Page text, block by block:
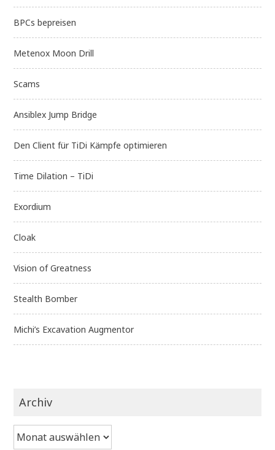
BPCs bepreisen
Metenox Moon Drill
Scams
Ansiblex Jump Bridge
Den Client für TiDi Kämpfe optimieren
Time Dilation – TiDi
Exordium
Cloak
Vision of Greatness
Stealth Bomber
Michi’s Excavation Augmentor
Archiv
Archiv